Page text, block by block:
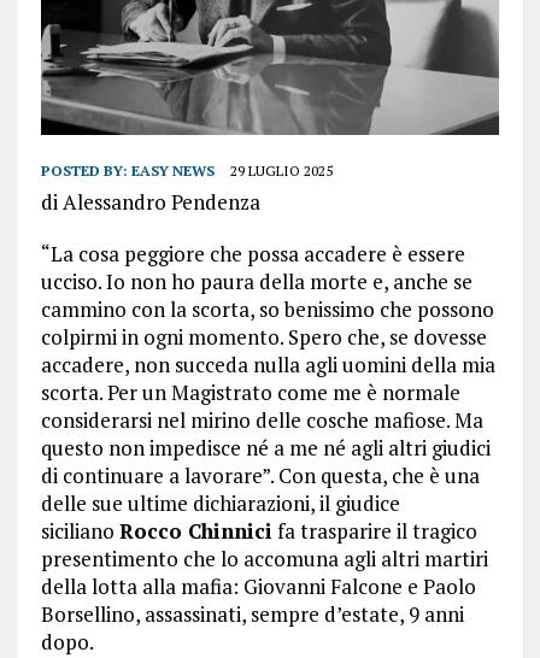
POSTED BY: EASY NEWS 29 LUGLIO 2025
di Alessandro Pendenza
“La cosa peggiore che possa accadere è essere
ucciso. Io non ho paura della morte e, anche se
cammino con la scorta, so benissimo che possono
colpirmi in ogni momento. Spero che, se dovesse
accadere, non succeda nulla agli uomini della mia
scorta. Per un Magistrato come me è normale
considerarsi nel mirino delle cosche mafiose. Ma
questo non impedisce né a me né agli altri giudici
di continuare a lavorare”. Con questa, che è una
delle sue ultime dichiarazioni, il giudice
siciliano Rocco Chinnici fa trasparire il tragico
presentimento che lo accomuna agli altri martiri
della lotta alla mafia: Giovanni Falcone e Paolo
Borsellino, assassinati, sempre d’estate, 9 anni
dopo.